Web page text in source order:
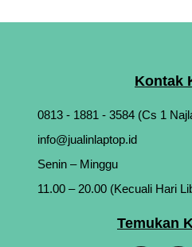
Kontak
0813 - 1881 - 3584 (Cs 1
info@jualinlaptop.id
Senin – Minggu
11.00 – 20.00 (Kecuali Hari
Temukan